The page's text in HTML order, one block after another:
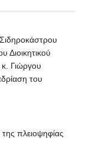
Σιδηροκάστρου
Διοικητικού
Γιώργου
του
πλειοψηφίας